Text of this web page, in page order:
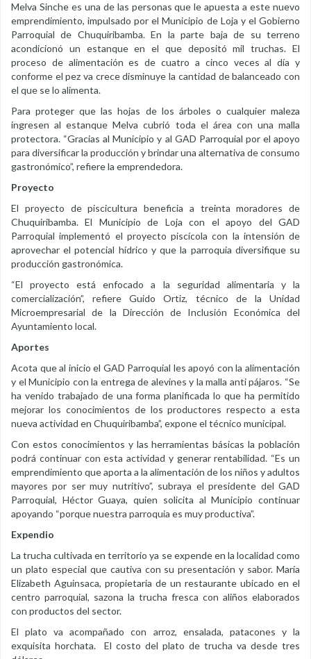
Melva Sinche es una de las personas que le apuesta a este nuevo
emprendimiento, impulsado por el Municipio de Loja y el Gobierno
Parroquial de Chuquiribamba. En la parte baja de su terreno
acondicionó un estanque en el que depositó mil truchas. El
proceso de alimentación es de cuatro a cinco veces al día y
conforme el pez va crece disminuye la cantidad de balanceado con
el que se lo alimenta.
Para proteger que las hojas de los árboles o cualquier maleza
ingresen al estanque Melva cubrió toda el área con una malla
protectora. “Gracias al Municipio y al GAD Parroquial por el apoyo
para diversificar la producción y brindar una alternativa de consumo
gastronómico”, refiere la emprendedora.
Proyecto
El proyecto de piscicultura beneficia a treinta moradores de
Chuquiribamba. El Municipio de Loja con el apoyo del GAD
Parroquial implementó el proyecto piscícola con la intensión de
aprovechar el potencial hídrico y que la parroquia diversifique su
producción gastronómica.
“El proyecto está enfocado a la seguridad alimentaria y la
comercialización”, refiere Guido Ortiz, técnico de la Unidad
Microempresarial de la Dirección de Inclusión Económica del
Ayuntamiento local.
Aportes
Acota que al inicio el GAD Parroquial les apoyó con la alimentación
y el Municipio con la entrega de alevines y la malla anti pájaros. “Se
ha venido trabajado de una forma planificada lo que ha permitido
mejorar los conocimientos de los productores respecto a esta
nueva actividad en Chuquiribamba”, expone el técnico municipal.
Con estos conocimientos y las herramientas básicas la población
podrá continuar con esta actividad y generar rentabilidad. “Es un
emprendimiento que aporta a la alimentación de los niños y adultos
mayores por ser muy nutritivo”, subraya el presidente del GAD
Parroquial, Héctor Guaya, quien solicita al Municipio continuar
apoyando “porque nuestra parroquia es muy productiva”.
Expendio
La trucha cultivada en territorio ya se expende en la localidad como
un plato especial que cautiva con su presentación y sabor. María
Elizabeth Aguinsaca, propietaria de un restaurante ubicado en el
centro parroquial, sazona la trucha fresca con aliños elaborados
con productos del sector.
El plato va acompañado con arroz, ensalada, patacones y la
exquisita horchata. El costo del plato de trucha va desde tres